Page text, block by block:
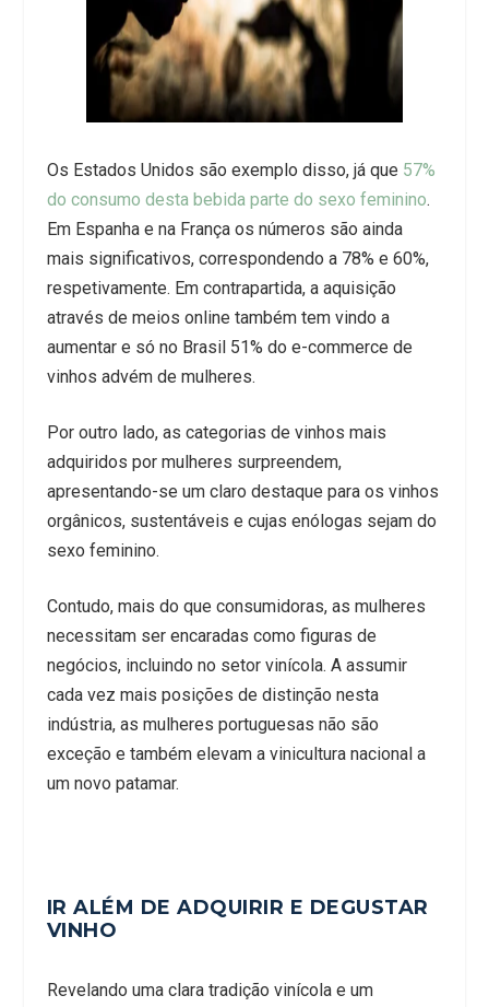
Os Estados Unidos são exemplo disso, já que 57%
do consumo desta bebida parte do sexo feminino.
Em Espanha e na França os números são ainda
mais significativos, correspondendo a 78% e 60%,
respetivamente. Em contrapartida, a aquisição
através de meios online também tem vindo a
aumentar e só no Brasil 51% do e-commerce de
vinhos advém de mulheres.
Por outro lado, as categorias de vinhos mais
adquiridos por mulheres surpreendem,
apresentando-se um claro destaque para os vinhos
orgânicos, sustentáveis e cujas enólogas sejam do
sexo feminino.
Contudo, mais do que consumidoras, as mulheres
necessitam ser encaradas como figuras de
negócios, incluindo no setor vinícola. A assumir
cada vez mais posições de distinção nesta
indústria, as mulheres portuguesas não são
exceção e também elevam a vinicultura nacional a
um novo patamar.
IR ALÉM DE ADQUIRIR E DEGUSTAR
VINHO
Revelando uma clara tradição vinícola e um